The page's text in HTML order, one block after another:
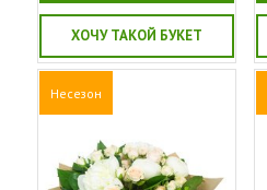
ХОЧУ ТАКОЙ БУКЕТ
Несезон